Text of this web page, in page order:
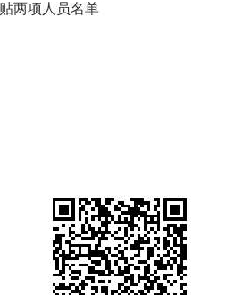
两项人员名单